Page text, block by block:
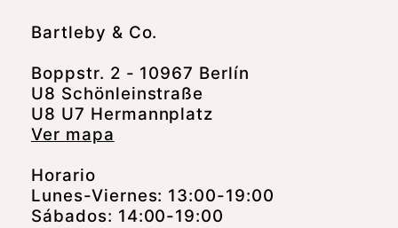
Bartleby & Co.
Boppstr. 2 - 10967 Berlín
U8 Schönleinstraße
U8 U7 Hermannplatz
Ver mapa
Horario
Lunes-Viernes: 13:00-19:00
Sábados: 14:00-19:00